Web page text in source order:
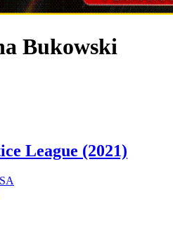
Bukowski
League (2021)